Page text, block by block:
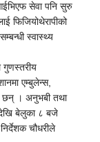
सेवा पनि सुरु
फिजियोथेरापीको
स्वास्थ्य
गुणस्तरीय
एम्बुलेन्स,
छन् । अनुभबी तथा
देखि बेलुका ८ बजे
चौधरीले